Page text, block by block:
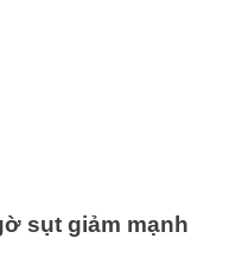
sụt giảm mạnh